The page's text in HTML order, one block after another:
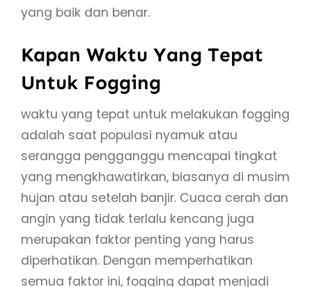
yang baik dan benar.
Kapan Waktu Yang Tepat
Untuk Fogging
waktu yang tepat untuk melakukan fogging
adalah saat populasi nyamuk atau
serangga pengganggu mencapai tingkat
yang mengkhawatirkan, biasanya di musim
hujan atau setelah banjir. Cuaca cerah dan
angin yang tidak terlalu kencang juga
merupakan faktor penting yang harus
diperhatikan. Dengan memperhatikan
semua faktor ini, fogging dapat menjadi